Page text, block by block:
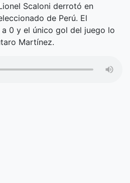
Scaloni derrotó en
de Perú. El
0 y el único gol del juego lo
Martínez.